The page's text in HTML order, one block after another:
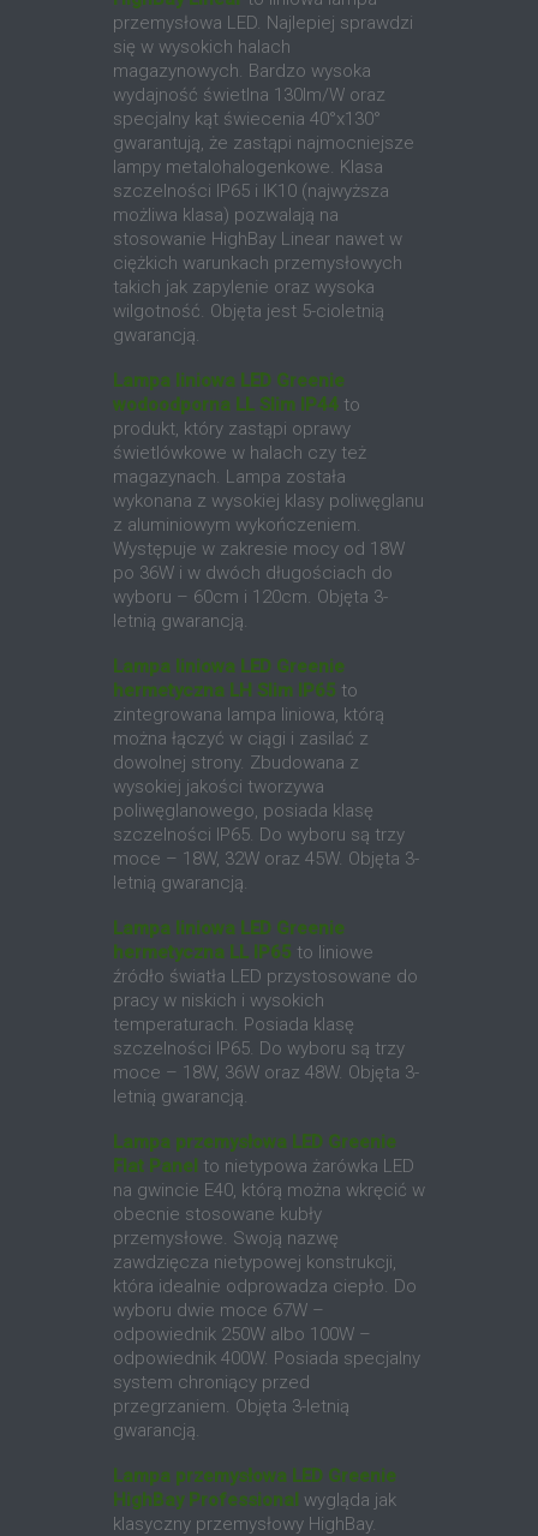
przemysłowa LED. Najlepiej sprawdzi
się w wysokich halach
magazynowych. Bardzo wysoka
wydajność świetlna 130lm/W oraz
specjalny kąt świecenia 40°x130°
gwarantują, że zastąpi najmocniejsze
lampy metalohalogenkowe. Klasa
szczelności IP65 i IK10 (najwyższa
możliwa klasa) pozwalają na
stosowanie HighBay Linear nawet w
ciężkich warunkach przemysłowych
takich jak zapylenie oraz wysoka
wilgotność. Objęta jest 5-cioletnią
gwarancją.
Lampa liniowa LED Greenie
wodoodporna LL Slim IP44 to
produkt, który zastąpi oprawy
świetlówkowe w halach czy też
magazynach. Lampa została
wykonana z wysokiej klasy poliwęglanu
z aluminiowym wykończeniem.
Występuje w zakresie mocy od 18W
po 36W i w dwóch długościach do
wyboru – 60cm i 120cm. Objęta 3-
letnią gwarancją.
Lampa liniowa LED Greenie
hermetyczna LH Slim IP65 to
zintegrowana lampa liniowa, którą
można łączyć w ciągi i zasilać z
dowolnej strony. Zbudowana z
wysokiej jakości tworzywa
poliwęglanowego, posiada klasę
szczelności IP65. Do wyboru są trzy
moce – 18W, 32W oraz 45W. Objęta 3-
letnią gwarancją.
Lampa liniowa LED Greenie
hermetyczna LL IP65 to liniowe
źródło światła LED przystosowane do
pracy w niskich i wysokich
temperaturach. Posiada klasę
szczelności IP65. Do wyboru są trzy
moce – 18W, 36W oraz 48W. Objęta 3-
letnią gwarancją.
Lampa przemysłowa LED Greenie
Flat Panel to nietypowa żarówka LED
na gwincie E40, którą można wkręcić w
obecnie stosowane kubły
przemysłowe. Swoją nazwę
zawdzięcza nietypowej konstrukcji,
która idealnie odprowadza ciepło. Do
wyboru dwie moce 67W –
odpowiednik 250W albo 100W –
odpowiednik 400W. Posiada specjalny
system chroniący przed
przegrzaniem. Objęta 3-letnią
gwarancją.
Lampa przemysłowa LED Greenie
HighBay Professional wygląda jak
klasyczny przemysłowy HighBay.